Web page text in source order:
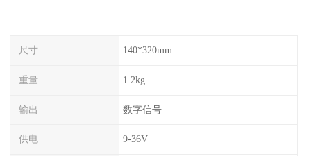
尺寸 140*320mm
重量 1.2kg
输出 数字信号
供电 9-36V